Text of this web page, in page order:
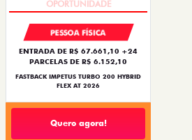
PESSOA FÍSICA
ENTRADA DE R$ 67.661,10 +24
PARCELAS DE R$ 6.152,10
FASTBACK IMPETUS TURBO 200 HYBRID
FLEX AT 2026
Quero agora!